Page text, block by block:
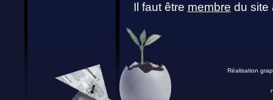
Il faut être membre du site
Réalisation